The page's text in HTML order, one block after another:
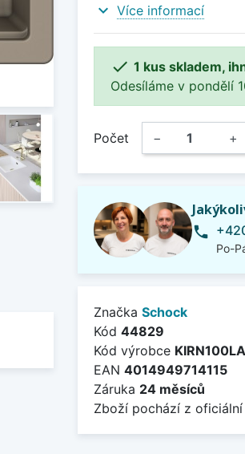
expand_more Více informací
 1 kus skladem,
Odesíláme v pondělí
Počet − +
phone
Po-
Značka Schock
Kód 44829
Kód výrobce
EAN 4014949714115
Záruka 24 měsíců
Zboží pochází z